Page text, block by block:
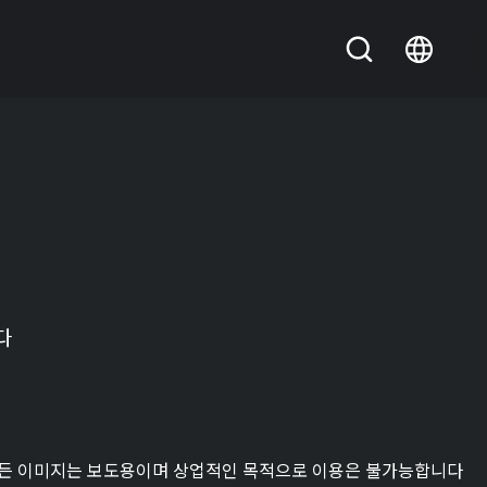
이미지는 보도용이며 상업적인 목적으로 이용은 불가능합니다